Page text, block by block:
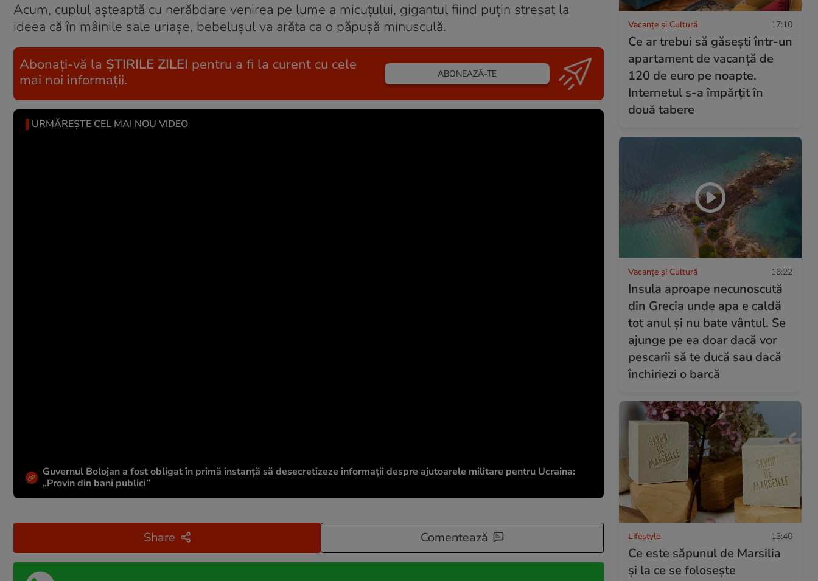
Acum, cuplul aşteaptă cu nerăbdare venirea pe lume a micuţului, gigantul fiind puţin stresat la
ideea că în mâinile sale uriaşe, bebeluşul va arăta ca o păpuşă minusculă.
Abonați-vă la ȘTIRILE ZILEI pentru a fi la curent cu cele
mai noi informații.
ABONEAZĂ-TE
URMĂREȘTE CEL MAI NOU VIDEO
Guvernul Bolojan a fost obligat în primă instanță să desecretizeze informații despre ajutoarele militare pentru Ucraina:
„Provin din bani publici”
Share Comentează
Vacanțe și Cultură 17:10
Ce ar trebui să găsești într-un
apartament de vacanță de
120 de euro pe noapte.
Internetul s-a împărțit în
două tabere
Vacanțe și Cultură 16:22
Insula aproape necunoscută
din Grecia unde apa e caldă
tot anul și nu bate vântul. Se
ajunge pe ea doar dacă vor
pescarii să te ducă sau dacă
închiriezi o barcă
Lifestyle 13:40
Ce este săpunul de Marsilia
și la ce se folosește